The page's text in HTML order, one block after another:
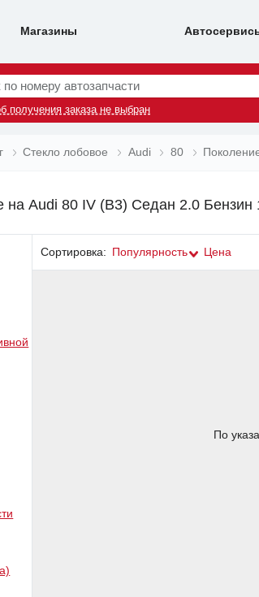
Магазины
по номеру автозапчасти
получения заказа не выбран
Стекло лобовое Audi 80
на Audi 80 IV (B3) Седан 2.0 Бензин
Сортировка: Популярность Цена
По